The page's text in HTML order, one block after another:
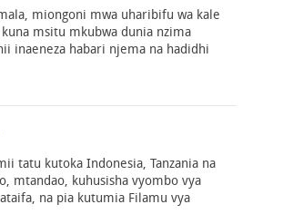
miongoni mwa uharibifu wa kale
msitu mkubwa dunia nzima
inaeneza habari njema na hadidhi
tatu kutoka Indonesia, Tanzania na
mtandao, kuhusisha vyombo vya
na pia kutumia Filamu vya